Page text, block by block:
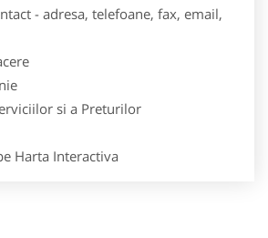
- adresa, telefoane, fax, email,
si a Preturilor
Harta Interactiva